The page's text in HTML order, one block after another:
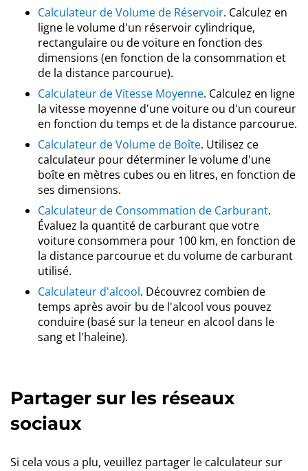
Calculateur de Volume de Réservoir. Calculez en
ligne le volume d'un réservoir cylindrique,
rectangulaire ou de voiture en fonction des
dimensions (en fonction de la consommation et
de la distance parcourue).
Calculateur de Vitesse Moyenne. Calculez en ligne
la vitesse moyenne d'une voiture ou d'un coureur
en fonction du temps et de la distance parcourue.
Calculateur de Volume de Boîte. Utilisez ce
calculateur pour déterminer le volume d'une
boîte en mètres cubes ou en litres, en fonction de
ses dimensions.
Calculateur de Consommation de Carburant.
Évaluez la quantité de carburant que votre
voiture consommera pour 100 km, en fonction de
la distance parcourue et du volume de carburant
utilisé.
Calculateur d'alcool. Découvrez combien de
temps après avoir bu de l'alcool vous pouvez
conduire (basé sur la teneur en alcool dans le
sang et l'haleine).
Partager sur les réseaux
sociaux
Si cela vous a plu, veuillez partager le calculateur sur